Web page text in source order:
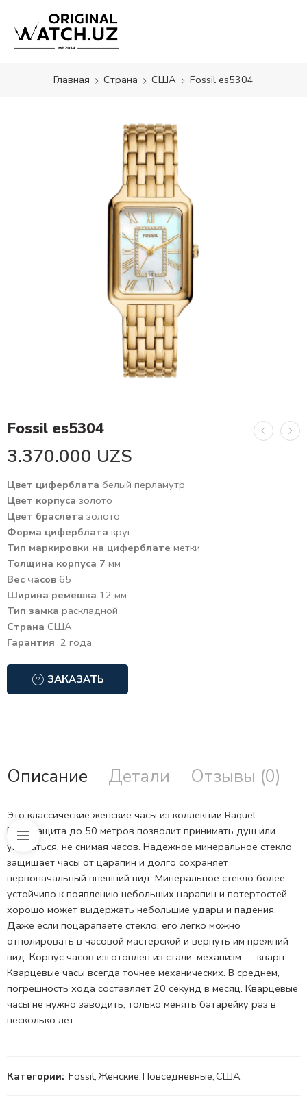
Главная Страна США Fossil es5304
Fossil es5304
3.370.000 UZS
Цвет циферблата белый перламутр
Цвет корпуса золото
Цвет браслета золото
Форма циферблата круг
Тип маркировки на циферблате метки
Толщина корпуса 7 мм
Вес часов 65
Ширина ремешка 12 мм
Тип замка раскладной
Страна США
Гарантия 2 года
ЗАКАЗАТЬ
Описание Детали Отзывы (0)
Это классические женские часы из коллекции Raquel.
Водозащита до 50 метров позволит принимать душ или
умываться, не снимая часов. Надежное минеральное стекло
защищает часы от царапин и долго сохраняет
первоначальный внешний вид. Минеральное стекло более
устойчиво к появлению небольших царапин и потертостей,
хорошо может выдержать небольшие удары и падения.
Даже если поцарапаете стекло, его легко можно
отполировать в часовой мастерской и вернуть им прежний
вид. Корпус часов изготовлен из стали, механизм — кварц.
Кварцевые часы всегда точнее механических. В среднем,
погрешность хода составляет 20 секунд в месяц. Кварцевые
часы не нужно заводить, только менять батарейку раз в
несколько лет.
Категории: Fossil,Женские,Повседневные,США